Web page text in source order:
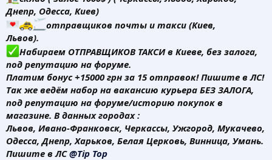
Днепр, Одесса, Киев)
отправщиков почты и такси (Киев,
Львов).
Набираем ОТПРАВЩИКОВ ТАКСИ в Киеве, без залога,
под репутацию на форуме.
Платим бонус +15000 грн за 15 отправок! Пишите в ЛС!
Так же ведём набор на вакансию курьера БЕЗ ЗАЛОГА,
под репутацию на форуме/историю покупок в
магазине. В данных городах :
Львов, Ивано-Франковск, Черкассы, Ужгород, Мукачево,
Одесса, Днепр, Харьков, Белая Церковь, Винница, Умань.
Пишите в ЛС@Tip Top